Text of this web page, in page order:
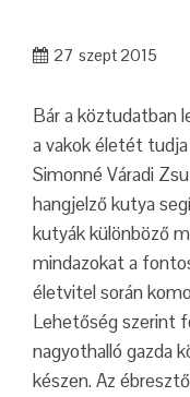
27 szept 2015
Bár a köztudatban
a vakok életét
Simonné Váradi
hangjelző kutya
kutyák különböző
mindazokat a
életvitel során
Lehetőség szerint
nagyothalló gazda
készen. Az